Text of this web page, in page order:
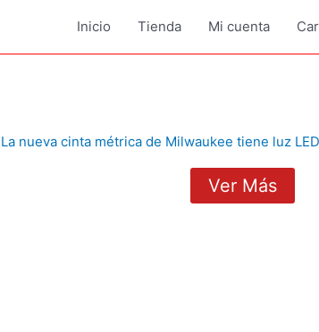
Inicio Tienda Mi cuenta
La nueva cinta métrica de Milwaukee tiene luz
Ver Más